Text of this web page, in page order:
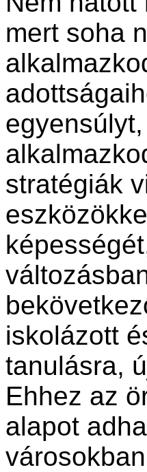
mert soha
stratégiák
iskolázott
tanulásra,
Ehhez az
alapot